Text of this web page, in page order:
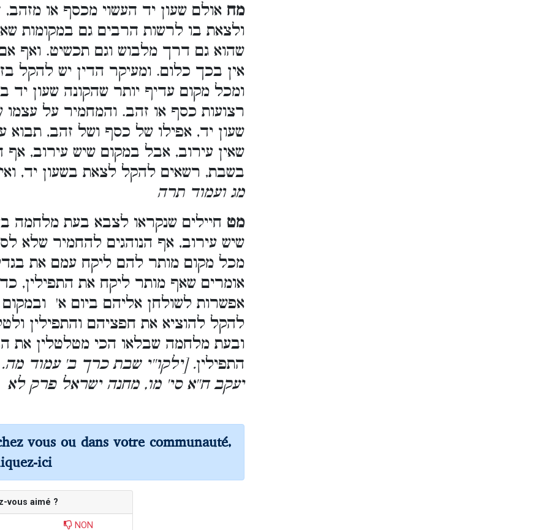
מח אולם שעון יד העשוי מכסף או
ולצאת בו לרשות הרבים גם במקומות
שהוא גם דרך מלבוש וגם תכשיט. ואף
אין בכך כלום. ומעיקר הדין יש להקל
ומכל מקום עדיף יותר שהקונה שעון יד
רצועות כסף או זהב. והמחמיר על
שעון יד, אפילו של כסף ושל זהב, תבוא
שאין עירוב, אבל במקום שיש עירוב,
בשבת, רשאים להקל לצאת בשעון יד,
מג ועמוד תרה
מט חיילים שנקראו לצבא בעת מלחמה
שיש עירוב, אף הנוהגים להחמיר שלא
מכל מקום מותר להם ליקח עמם את
אומרים שאף מותר ליקח את התפילין,
אפשרות לשולחן אליהם ביום א'
להקל להוציא את חפציהם והתפילין
ובעת מלחמה שבלאו הכי מטלטלין את
התפילין. [ילקו''י שבת כרך ב' עמוד
יעקב ח''א סי' מו, מחנה ישראל פרק לא
vous ou dans votre communauté,
ici
vous aimé ?
NON